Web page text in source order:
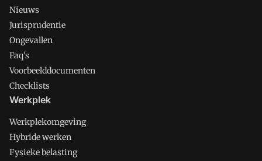
Nieuws
Jurisprudentie
Ongevallen
Faq's
Voorbeelddocumenten
Checklists
Werkplek
Werkplekomgeving
Hybride werken
Fysieke belasting